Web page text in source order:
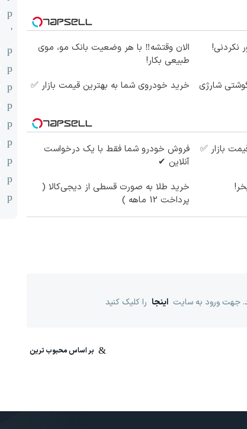
نکردنی!
الان وقتشه‼️ با هر وضعیت بانک مو، موی
طبیعی بکار!
گوشتی شارژی‌
خرید خودروی شما به بهترین قیمت بازار ✅
بازار ✅
فروش خودرو شما فقط با یک درخواست
آنلاین ✔
خرید طلا به صورت قسطی از دیجی‌کالا (
پرداخت 12 ماهه )
جهت ورود به سایت اینجا را کلیک کنید